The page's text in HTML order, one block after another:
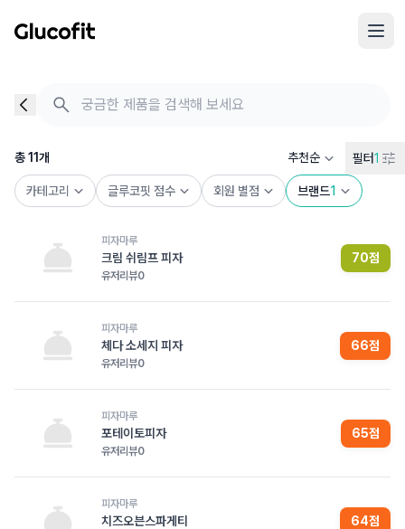
음식 검색 - 음식 후기
총 11개의 음식을 찾았습니다
총11개 추천순 필터1
카테고리 글루코핏 점수 회원 별점 브랜드1
피자마루
크림 쉬림프 피자
유저리뷰0
70점
피자마루
체다 소세지 피자
유저리뷰0
66점
피자마루
포테이토피자
유저리뷰0
65점
피자마루
치즈오븐스파게티 64점